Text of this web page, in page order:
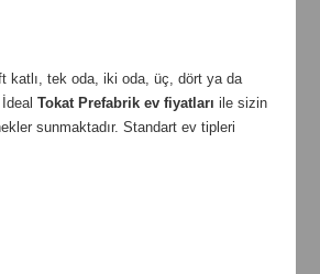
katlı, tek oda, iki oda, üç, dört ya da
Tokat Prefabrik ev fiyatları ile sizin
sunmaktadır. Standart ev tipleri